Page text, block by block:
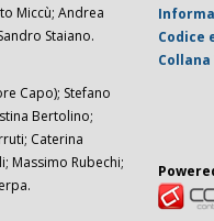
Miccù; Andrea
Staiano.
Capo); Stefano
Bertolino;
Caterina
Massimo Rubechi;
Codice